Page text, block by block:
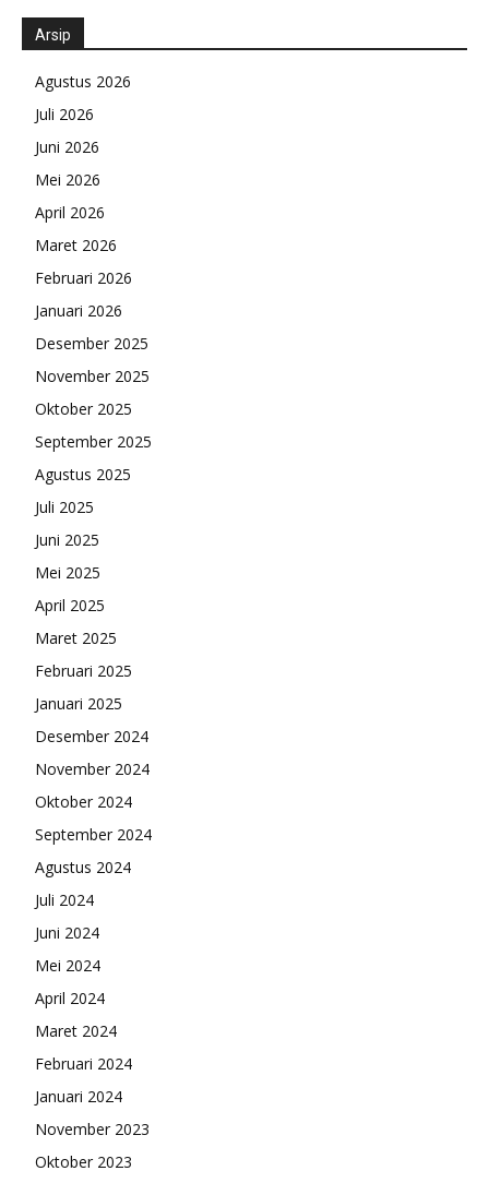
Arsip
Agustus 2026
Juli 2026
Juni 2026
Mei 2026
April 2026
Maret 2026
Februari 2026
Januari 2026
Desember 2025
November 2025
Oktober 2025
September 2025
Agustus 2025
Juli 2025
Juni 2025
Mei 2025
April 2025
Maret 2025
Februari 2025
Januari 2025
Desember 2024
November 2024
Oktober 2024
September 2024
Agustus 2024
Juli 2024
Juni 2024
Mei 2024
April 2024
Maret 2024
Februari 2024
Januari 2024
November 2023
Oktober 2023